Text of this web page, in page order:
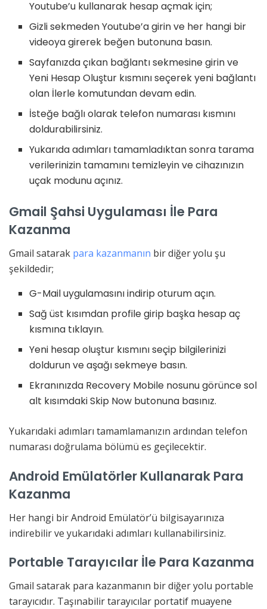
Youtube’u kullanarak hesap açmak için;
Gizli sekmeden Youtube’a girin ve her hangi bir
videoya girerek beğen butonuna basın.
Sayfanızda çıkan bağlantı sekmesine girin ve
Yeni Hesap Oluştur kısmını seçerek yeni bağlantı
olan İlerle komutundan devam edin.
İsteğe bağlı olarak telefon numarası kısmını
doldurabilirsiniz.
Yukarıda adımları tamamladıktan sonra tarama
verilerinizin tamamını temizleyin ve cihazınızın
uçak modunu açınız.
Gmail Şahsi Uygulaması İle Para
Kazanma
Gmail satarak para kazanmanın bir diğer yolu şu
şekildedir;
G-Mail uygulamasını indirip oturum açın.
Sağ üst kısımdan profile girip başka hesap aç
kısmına tıklayın.
Yeni hesap oluştur kısmını seçip bilgilerinizi
doldurun ve aşağı sekmeye basın.
Ekranınızda Recovery Mobile nosunu görünce sol
alt kısımdaki Skip Now butonuna basınız.
Yukarıdaki adımları tamamlamanızın ardından telefon
numarası doğrulama bölümü es geçilecektir.
Android Emülatörler Kullanarak Para
Kazanma
Her hangi bir Android Emülatör’ü bilgisayarınıza
indirebilir ve yukarıdaki adımları kullanabilirsiniz.
Portable Tarayıcılar İle Para Kazanma
Gmail satarak para kazanmanın bir diğer yolu portable
tarayıcıdır. Taşınabilir tarayıcılar portatif muayene